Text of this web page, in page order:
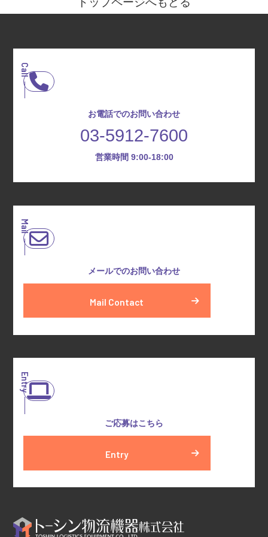
Call
お電話でのお問い合わせ
03-5912-7600
営業時間 9:00-18:00
Mail
メールでのお問い合わせ
Mail Contact
Entry
ご応募はこちら
Entry